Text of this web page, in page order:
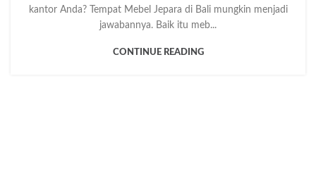
kantor Anda? Tempat Mebel Jepara di Bali mungkin menjadi
jawabannya. Baik itu meb...
CONTINUE READING